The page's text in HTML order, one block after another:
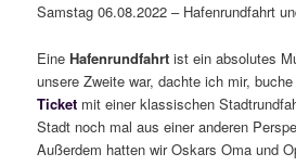
Samstag 06.08.2022 – Hafenrundfahrt
EineHafenrundfahrtist ein absolutes
unsere Zweite war, dachte ich mir,
Ticket mit einer klassischen
Stadt noch mal aus einer anderen
Außerdem hatten wir Oskars Oma und